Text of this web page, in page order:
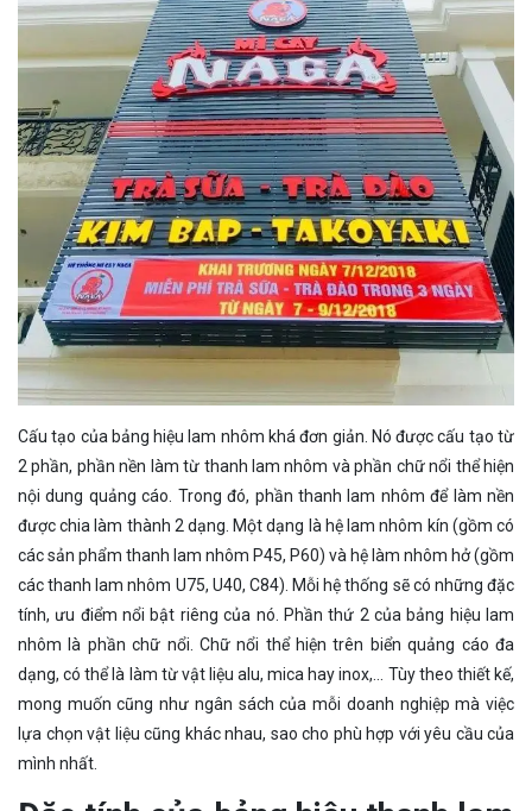
Cấu tạo của bảng hiệu lam nhôm khá đơn giản. Nó được cấu tạo từ
2 phần, phần nền làm từ thanh lam nhôm và phần chữ nổi thể hiện
nội dung quảng cáo. Trong đó, phần thanh lam nhôm để làm nền
được chia làm thành 2 dạng. Một dạng là hệ lam nhôm kín (gồm có
các sản phẩm thanh lam nhôm P45, P60) và hệ làm nhôm hở (gồm
các thanh lam nhôm U75, U40, C84). Mỗi hệ thống sẽ có những đặc
tính, ưu điểm nổi bật riêng của nó. Phần thứ 2 của bảng hiệu lam
nhôm là phần chữ nổi. Chữ nổi thể hiện trên biển quảng cáo đa
dạng, có thể là làm từ vật liệu alu, mica hay inox,... Tùy theo thiết kế,
mong muốn cũng như ngân sách của mỗi doanh nghiệp mà việc
lựa chọn vật liệu cũng khác nhau, sao cho phù hợp với yêu cầu của
mình nhất.